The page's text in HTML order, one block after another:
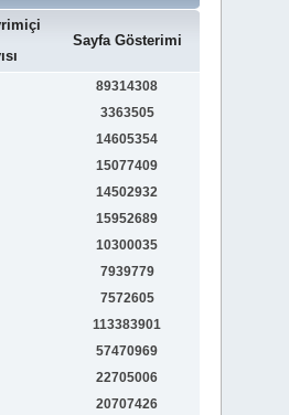
Sayfa Gösterimi
89314308
3363505
14605354
15077409
14502932
15952689
10300035
7939779
7572605
113383901
57470969
22705006
20707426